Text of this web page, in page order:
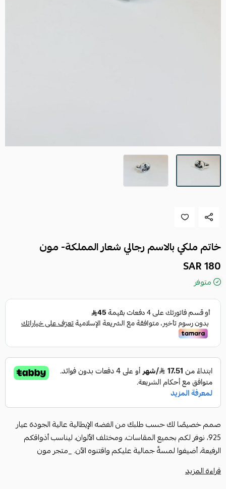
خاتم ملكي بالاسم رجالي شعار المملكة- مون
180 SAR
متوفر
صمم خصيصًا لك حسب طلبك من الفضه الإيطالية عالية الجودة عيار
925، نوفر لكم بجميع المقاسات، ومختلف الألوان، ليناسب أذواقكم
الرفيعة، أضيفوا لمسةً جمالية عليكم واقتنوه الآن. _متجر مون
المواصفات
قراءة المزيد